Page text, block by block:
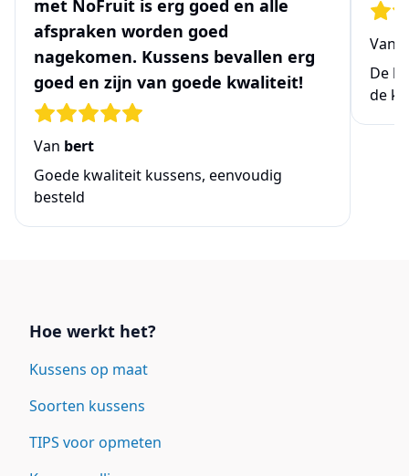
met NoFruit is erg goed en alle
afspraken worden goed
nagekomen. Kussens bevallen erg
goed en zijn van goede kwaliteit!
Van bert
Goede kwaliteit kussens, eenvoudig
besteld
Van
De
de
Hoe werkt het?
Kussens op maat
Soorten kussens
TIPS voor opmeten